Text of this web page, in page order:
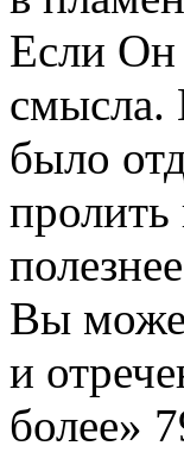
Если Он
смысла.
было
Вы
и
более»